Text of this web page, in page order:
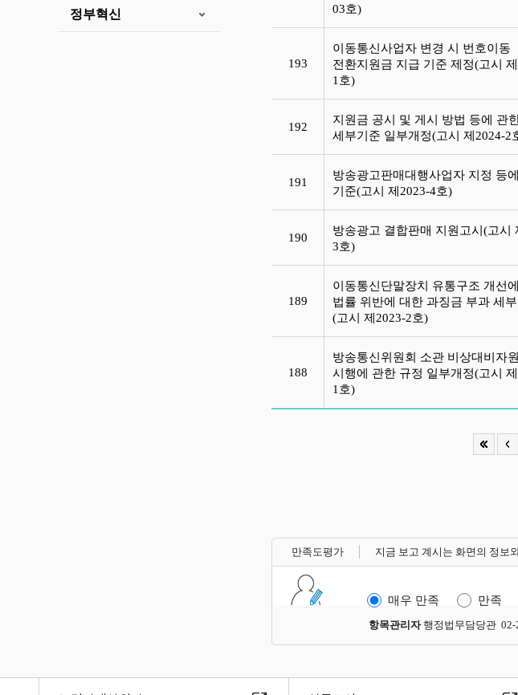
정부혁신
03호)
193
이동통신사업자 변경 시 번호이동
전환지원금 지급 기준 제정(고시
1호)
192
지원금 공시 및 게시 방법 등에 관
세부기준 일부개정(고시 제2024-2
191
방송광고판매대행사업자 지정 등
기준(고시 제2023-4호)
190
방송광고 결합판매 지원고시(고시
3호)
189
이동통신단말장치 유통구조 개선
법률 위반에 대한 과징금 부과 세
(고시 제2023-2호)
188
방송통신위원회 소관 비상대비자
시행에 관한 규정 일부개정(고시
1호)
만족도평가 지금 보고 계시는 화면의 정보
매우 만족 만족
항목관리자행정법무담당관 02-